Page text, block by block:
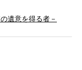
遺意を得る者－